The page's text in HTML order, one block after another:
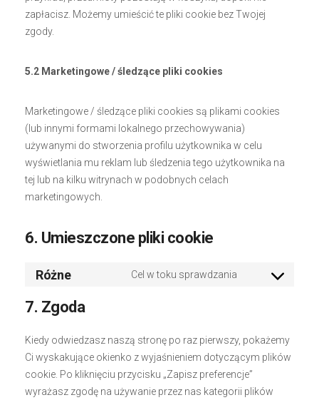
zapłacisz. Możemy umieścić te pliki cookie bez Twojej
zgody.
5.2 Marketingowe / śledzące pliki cookies
Marketingowe / śledzące pliki cookies są plikami cookies
(lub innymi formami lokalnego przechowywania)
używanymi do stworzenia profilu użytkownika w celu
wyświetlania mu reklam lub śledzenia tego użytkownika na
tej lub na kilku witrynach w podobnych celach
marketingowych.
6. Umieszczone pliki cookie
Różne Cel w toku sprawdzania
Consent
różne
7. Zgoda
Kiedy odwiedzasz naszą stronę po raz pierwszy, pokażemy
Ci wyskakujące okienko z wyjaśnieniem dotyczącym plików
cookie. Po kliknięciu przycisku „Zapisz preferencje”
wyrażasz zgodę na używanie przez nas kategorii plików